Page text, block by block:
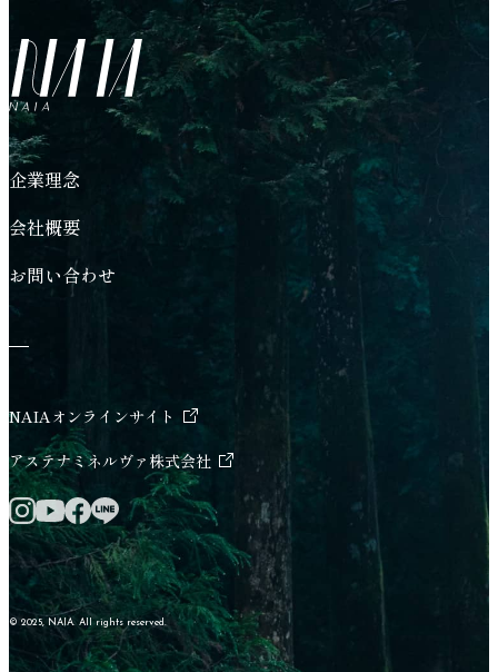
NAIA
企業理念
会社概要
お問い合わせ
NAIAオンラインサイト 新しいタブで開く
アステナミネルヴァ株式会社 新しいタブで開く
Instagram 新しいタブで開く
YouTube 新しいタブで開く
Facebook 新しいタブで開く
LINE 新しいタブで開く
© 2025, NAIA. All rights reserved.